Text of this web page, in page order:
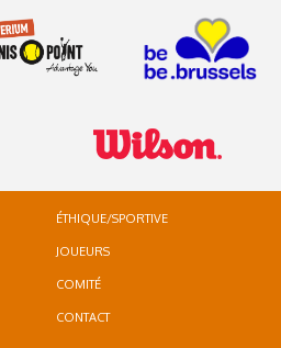
ÉTHIQUE/SPORTIVE
JOUEURS
COMITÉ
CONTACT